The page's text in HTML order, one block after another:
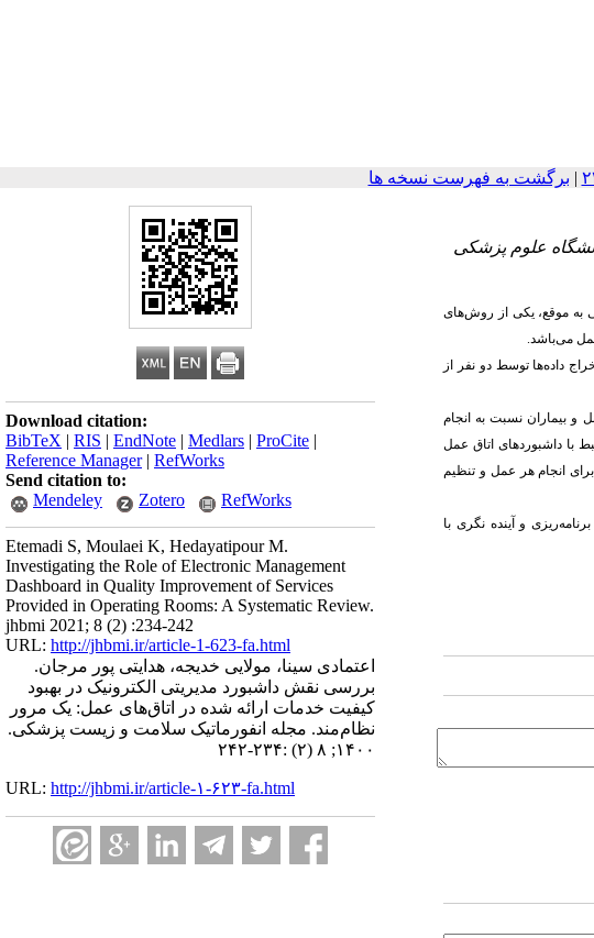
| برگشت به فهرست نسخه ها
Download citation:
BibTeX | RIS | EndNote | Medlars | ProCite |
Reference Manager| RefWorks
Send citation to:
Mendeley
Zotero RefWorks
Etemadi S, Moulaei K, Hedayatipour M.
Investigating the Role of Electronic Management
Dashboard in Quality Improvement of Services
Provided in Operating Rooms: A Systematic Review.
jhbmi 2021; 8 (2) :234-242
URL: http://jhbmi.ir/article-1-623-fa.html
اعتمادی سینا، مولایی خدیجه، هدایتی پور مرجان.
بررسی نقش داشبورد مدیریتی الکترونیک در بهبود
کیفیت خدمات ارائه شده در اتاق‌های عمل: یک مرور
نظام‌مند. مجله انفورماتیک سلامت و زیست پزشکی.
۱۴۰۰; ۸ (۲) :۲۳۴-۲۴۲
URL: http://jhbmi.ir/article-۱-۶۲۳-fa.html
علوم پزشکی
به موقع، یکی از روشهای
می‌باشد.
داده‌ها توسط دو نفر از
و بیماران نسبت به انجام
با داشبوردهای اتاق عمل
انجام هر عمل و تنظیم
و آینده نگری با